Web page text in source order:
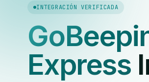
INTEGRACIÓN VERIFICADA
Express